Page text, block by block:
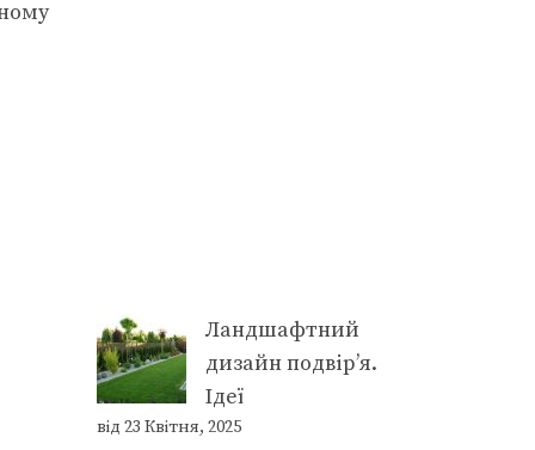
Ландшафтний
дизайн подвір’я.
Ідеї
від 23 Квітня, 2025